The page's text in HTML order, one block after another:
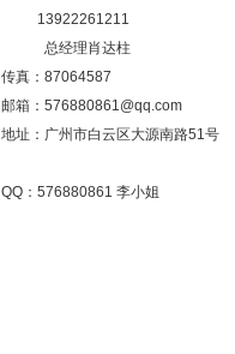
13922261211
总经理肖达柱
传真：87064587
邮箱：576880861@qq.com
地址：广州市白云区大源南路51号
QQ：576880861 李小姐